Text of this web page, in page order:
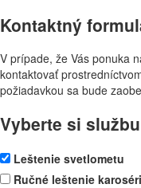
Kontaktný
V prípade, že Vás ponuka
kontaktovať
požiadavkou sa bude
Vyberte si službu
Leštenie svetlometu
Ručné leštenie